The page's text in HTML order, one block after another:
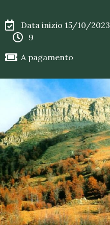
Data inizio 15/10/2023
9
A pagamento